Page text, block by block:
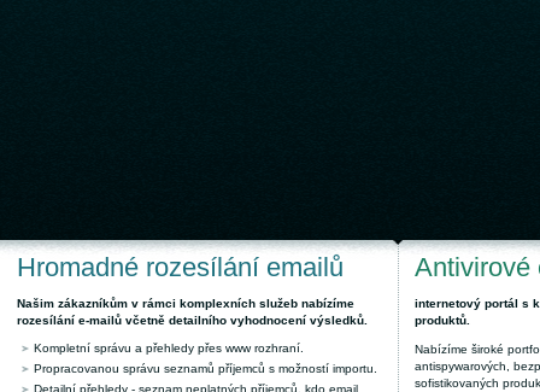
Hromadné rozesílání emailů
Našim zákazníkům v rámci komplexních služeb nabízíme
rozesílání e-mailů včetně detailního vyhodnocení výsledků.
Kompletní správu a přehledy přes www rozhraní.
Propracovanou správu seznamů příjemců s možností importu.
Detailní přehledy - seznam neplatných příjemců, kdo email
Antivirové
internetový portál s
produktů.
Nabízíme široké
antispywarových,
sofistikovaných